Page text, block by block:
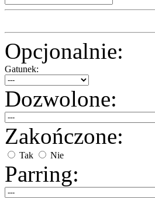
Opcjonalnie:
Gatunek:
Dozwolone:
Zakończone:
Tak Nie
Parring: